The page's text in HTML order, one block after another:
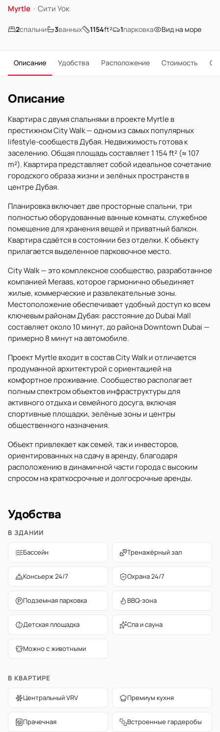
Myrtle · Сити Уок
2спальни 3ванных 1154ft² 1парковка Вид на море
Описание Удобства Расположение Стоимость О
Описание
Квартира с двумя спальнями в проекте Myrtle в
престижном City Walk — одном из самых популярных
lifestyle-сообществ Дубая. Недвижимость готова к
заселению. Общая площадь составляет 1 154 ft² (≈ 107
m²). Квартира представляет собой идеальное сочетание
городского образа жизни и зелёных пространств в
центре Дубая.
Планировка включает две просторные спальни, три
полностью оборудованные ванные комнаты, служебное
помещение для хранения вещей и приватный балкон.
Квартира сдаётся в состоянии без отделки. К объекту
прилагается выделенное парковочное место.
City Walk — это комплексное сообщество, разработанное
компанией Meraas, которое гармонично объединяет
жилые, коммерческие и развлекательные зоны.
Местоположение обеспечивает удобный доступ ко всем
ключевым районам Дубая: расстояние до Dubai Mall
составляет около 10 минут, до района Downtown Dubai —
примерно 8 минут на автомобиле.
Проект Myrtle входит в состав City Walk и отличается
продуманной архитектурой с ориентацией на
комфортное проживание. Сообщество располагает
полным спектром объектов инфраструктуры для
активного отдыха и семейного досуга, включая
спортивные площадки, зелёные зоны и центры
общественного назначения.
Объект привлекает как семей, так и инвесторов,
ориентированных на сдачу в аренду, благодаря
расположению в динамичной части города с высоким
спросом на краткосрочные и долгосрочные аренды.
Удобства
В ЗДАНИИ
Бассейн Тренажёрный зал
Консьерж 24/7 Охрана 24/7
Подземная парковка BBQ-зона
Детская площадка Спа и сауна
Можно с животными
В КВАРТИРЕ
Центральный VRV Премиум кухня
Прачечная Встроенные гардеробы